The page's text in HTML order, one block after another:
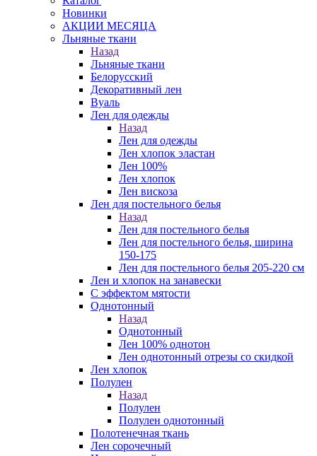
Новинки
АКЦИИ МЕСЯЦА
Льняные ткани
Назад
Льняные ткани
Белорусский
Декоративный лен
Вуаль
Лен для одежды
Назад
Лен для одежды
Лен хлопок эластан
Лен 100%
Лен хлопок
Лен вискоза
Лен для постельного белья
Назад
Лен для постельного белья
Лен для постельного белья, ширина
150-175
Лен для постельного белья 205-220 см
Лен и хлопок на занавески
С эффектом мятости
Однотонный
Назад
Однотонный
Лен 100% однотон
Лен однотонный отрезы со скидкой
Лен хлопок
Полулен
Назад
Полулен
Полулен однотонный
Полотенечная ткань
Лен сорочечный